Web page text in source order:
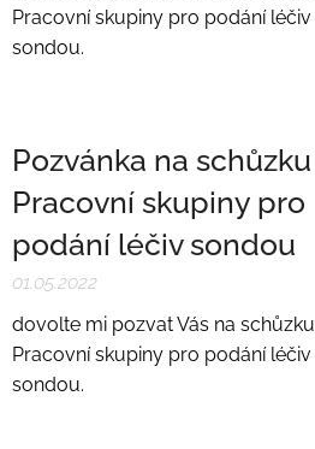
Pracovní skupiny pro podání léčiv
sondou.
Pozvánka na schůzku
Pracovní skupiny pro
podání léčiv sondou
01.05.2022
dovolte mi pozvat Vás na schůzku
Pracovní skupiny pro podání léčiv
sondou.